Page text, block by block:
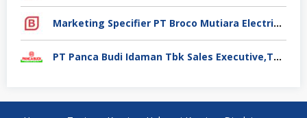
Marketing Specifier PT Broco Mutiara Electrical Industry, Tangerang
PT Panca Budi Idaman Tbk Sales Executive,Tangerang